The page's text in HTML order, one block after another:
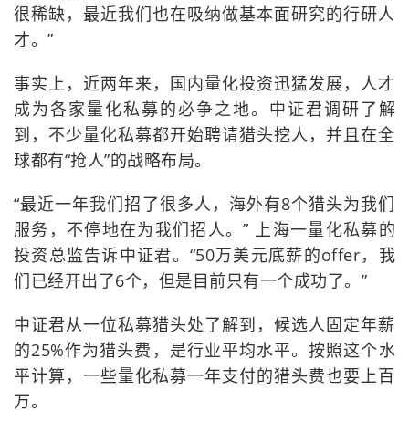
很稀缺，最近我们也在吸纳做基本面研究的行研人
才。”
事实上，近两年来，国内量化投资迅猛发展，人才
成为各家量化私募的必争之地。中证君调研了解
到，不少量化私募都开始聘请猎头挖人，并且在全
球都有“抢人”的战略布局。
“最近一年我们招了很多人，海外有8个猎头为我们
服务，不停地在为我们招人。” 上海一量化私募的
投资总监告诉中证君。“50万美元底薪的offer，我
们已经开出了6个，但是目前只有一个成功了。”
中证君从一位私募猎头处了解到，候选人固定年薪
的25%作为猎头费，是行业平均水平。按照这个水
平计算，一些量化私募一年支付的猎头费也要上百
万。